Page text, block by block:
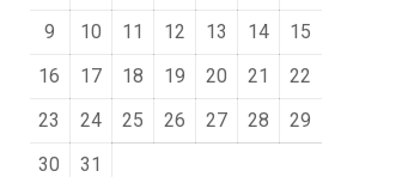
9
10 11 12 13 14
15
16
17 18 19 20 21
22
23
24 25 26 27 28
29
30
31